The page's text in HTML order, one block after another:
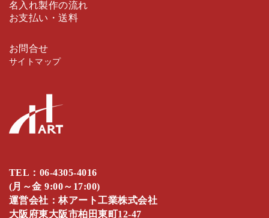
名入れ製作の流れ
お支払い・送料
お問合せ
サイトマップ
TEL： 06-4305-4016
(月～金 9:00～17:00)
運営会社：林アート工業株式会社
大阪府東大阪市柏田東町12-47